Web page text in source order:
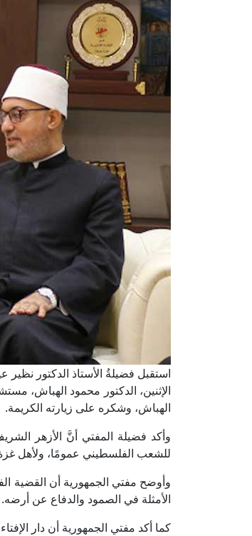
استقبل فضيلةُ الأستاذ الدكتور نظير
الإثنين، الدكتور محمود الهباش،
الهباش، وشكره على زيارته الكريمة.
وأكد فضيلة المفتي أنَّ الأزهر
للشعب الفلسطيني عمومًا، ولأهل
وأوضح مفتي الجمهورية أن
الأمثلة في الصمود والدفاع عن أرضه.
كما أكد مفتي الجمهورية أن دار